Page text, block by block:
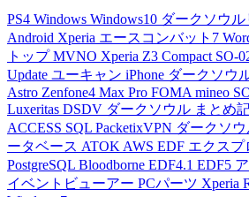
PS4 Windows Windows10 ダークソウ
Android Xperia エースコンバット7
トップMVNO Xperia Z3 Compact SO-
Update ユーキャン iPhone ダークソウ
Astro Zenfone4 Max Pro FOMA mineo
Luxeritas DSDV ダークソウル まとめ
ACCESS SQL PacketixVPN ダークソウ
ータベース ATOK AWS EDF エクスプ
PostgreSQL Bloodborne EDF4.1 EDF5
イベントビューアー PCパーツ Xperia